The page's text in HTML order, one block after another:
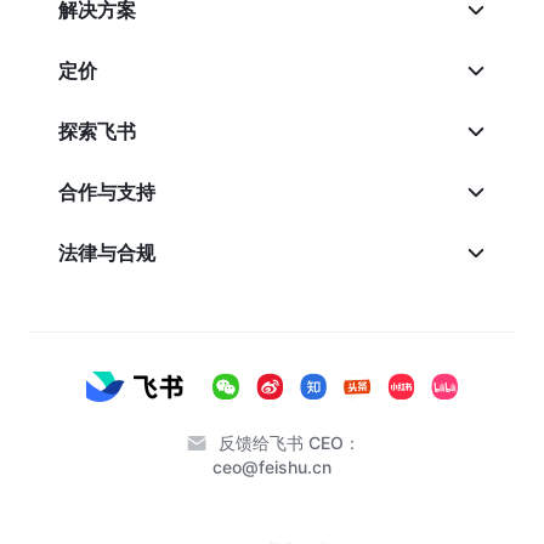
解决方案
定价
探索飞书
合作与支持
法律与合规
反馈给飞书 CEO：
ceo@feishu.cn